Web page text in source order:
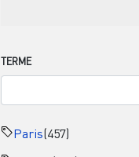
TERME
Paris(457)